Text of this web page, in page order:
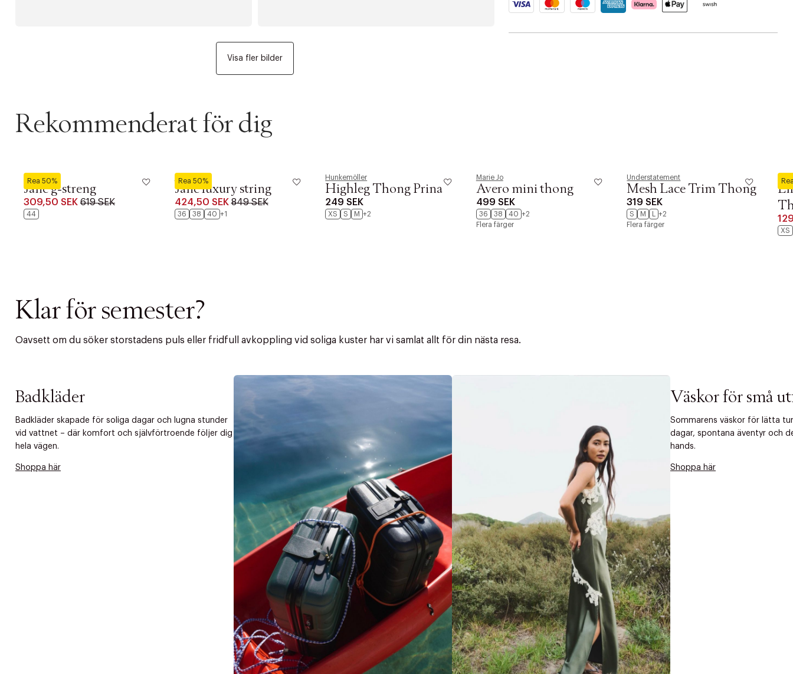
Visa fler bilder
Rekommenderat för dig
Rea 50%
Marie Jo
Jane g-streng
309,50 SEK 619 SEK
44
Rea 50%
Marie Jo
Jane luxury string
424,50 SEK 849 SEK
36 38 40 +1
Hunkemöller
Highleg Thong Prina
249 SEK
XS S M +2
Marie Jo
Avero mini thong
499 SEK
36 38 40 +2
Flera färger
Understatement
Mesh Lace Trim Thong
319 SEK
S M
+2
Flera färger
XS
Klar för semester?
Oavsett om du söker storstadens puls eller fridfull avkoppling vid soliga kuster har vi samlat allt för din nästa resa.
Badkläder
Badkläder skapade för soliga dagar och lugna stunder
vid vattnet – där komfort och självförtroende följer dig
hela vägen.
Shoppa här
Väskor för små
Sommarens väskor för lätta
dagar, spontana äventyr och
hands.
Shoppa här
Fri frakt på ordrar över SEK 749 kr. för Goodie-medlemmar
Leveranstid: 2-5 arbetsdagar.
Retur 30 dagar.
Få 10% på ditt första köp som medlem
LÄGG TILL NY ÖNSKAN
WE CARE ABOUT PERSONAL DATA
Øv vi kan desværre ikke vise dig denne video. Tillad statistiske cookies for at kunne se
Edit cookies
PRODUKTEN HITTADES TYVÄRR INTE